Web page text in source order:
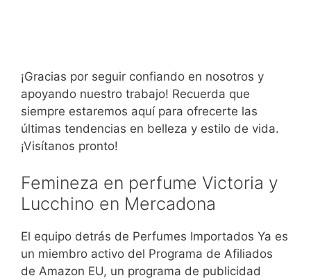
¡Gracias por seguir confiando en nosotros y
apoyando nuestro trabajo! Recuerda que
siempre estaremos aquí para ofrecerte las
últimas tendencias en belleza y estilo de vida.
¡Visítanos pronto!
Femineza en perfume Victoria y
Lucchino en Mercadona
El equipo detrás de Perfumes Importados Ya es
un miembro activo del Programa de Afiliados
de Amazon EU, un programa de publicidad